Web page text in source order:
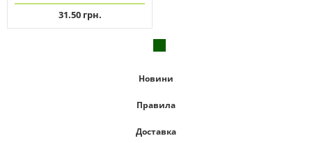
31.50 грн.
Новини
Правила
Доставка